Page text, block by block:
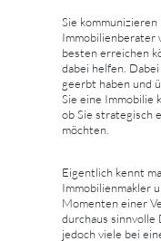
Sie
Immobilienberater
besten erreichen
dabei helfen.
geerbt haben und
Sie eine Immobilie
ob Sie strategisch
möchten.
Eigentlich kennt
Immobilienmakler
Momenten einer
durchaus sinnvolle
jedoch viele bei